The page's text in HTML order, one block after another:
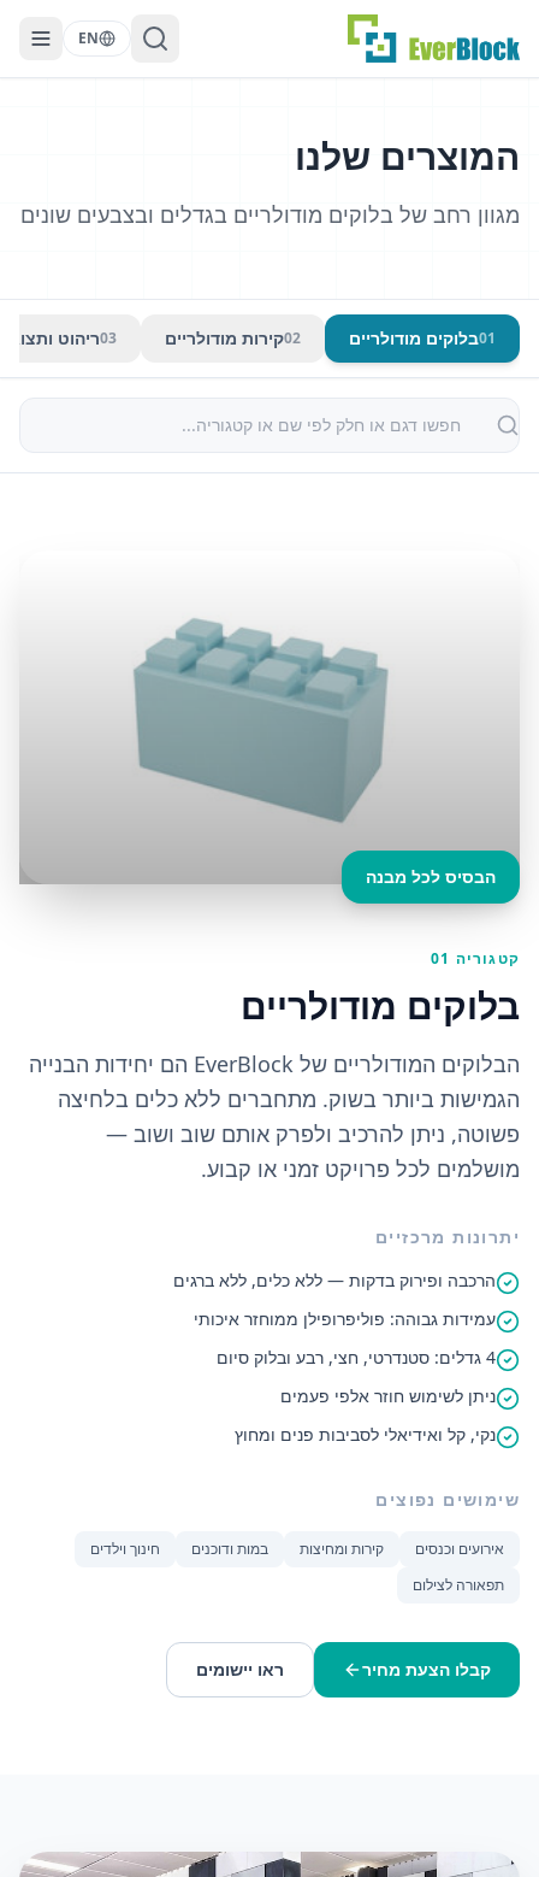
EN
המוצרים שלנו
מגוון רחב של בלוקים מודולריים בגדלים ובצבעים שונים
01 בלוקים מודולריים 02 קירות מודולריים 03 ריהוט
הבסיס לכל מבנה
קטגוריה 01
בלוקים מודולריים
הבלוקים המודולריים של EverBlock הם יחידות הבנייה
הגמישות ביותר בשוק. מתחברים ללא כלים בלחיצה
פשוטה, ניתן להרכיב ולפרק אותם שוב ושוב —
מושלמים לכל פרויקט זמני או קבוע.
יתרונות מרכזיים
הרכבה ופירוק בדקות — ללא כלים, ללא ברגים
עמידות גבוהה: פוליפרופילן ממוחזר איכותי
4 גדלים: סטנדרטי, חצי, רבע ובלוק סיום
ניתן לשימוש חוזר אלפי פעמים
נקי, קל ואידיאלי לסביבות פנים ומחוץ
שימושים נפוצים
אירועים וכנסים קירות ומחיצות במות ודוכנים
חינוך וילדים
תפאורה לצילום
קבלו הצעת מחיר ראו יישומים